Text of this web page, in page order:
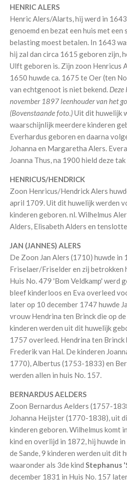
HENRIC ALERS
Henric Alers/Alarts, hij werd in
genoemd en bezat een huis met
belasting moest betalen. In 1643
hij zal dan circa 1615 geboren zijn,
Ulft geboren is. Zijn zoon Henricus
1650 huwde ca. 1675 te Oer (ten
van echtgenoot is niet bekend. Deze
november 1897 leenhouder van het
(Bovenstaande foto.)Uit dit huwelijk
waarschijnlijk meerdere kinderen
Everhardus geboren en daarna
Johanna en Margaretha Alers.
Joanna Thus, na 1900 hield deze
HENRICUS/HENDRICK
Zoon Henricus/Hendrick Alers
april 1709. Uit dit huwelijk werden
kinderen geboren. nl. Wilhelmus
Alders, Elisabeth Alders en
JAN (JANNES) ALERS
De Zoon Jan Alers (1710) huwde in
Friselaer/Friselder en zij betrokken
Huis No. 479 'Bom Veldkamp' werd
bleef kinderloos en Eva overleed
later op 10 december 1747 huwde
vrouw Hendrina ten Brinck die op
kinderen werden uit dit huwelijk
1757 overleed. Hendrina ten
Frederik van Hal. De kinderen
1770), Albertus (1753-1833) en
werden allen in huis No. 157.
BERNARDUS AELDERS
Zoon Bernardus Aelders (1757-
Johanna Heijster (1770-1838), uit
kinderen geboren. Wilhelmus komt
kind en overlijd in 1872, hij huwde
de Sande, 9 kinderen werden uit dit
waaronder als 3de kind Stephanus
december 1831 in Huis No. 157